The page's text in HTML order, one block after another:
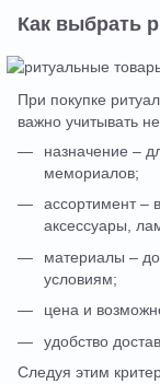
Как выбрать
При покупке
важно учитывать
назначение –
мемориалов;
ассортимент –
аксессуары,
материалы –
условиям;
цена и
удобство
Следуя этим